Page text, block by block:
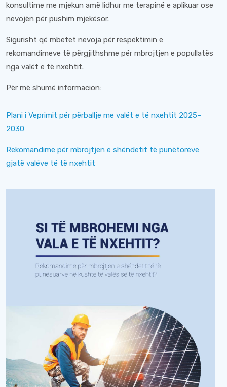
konsultime me mjekun amë lidhur me terapinë e aplikuar ose
nevojën për pushim mjekësor.
Sigurisht që mbetet nevoja për respektimin e
rekomandimeve të përgjithshme për mbrojtjen e popullatës
nga valët e të nxehtit.
Për më shumë informacion:
Plani i Veprimit për përballje me valët e të nxehtit 2025–
2030
Rekomandime për mbrojtjen e shëndetit të punëtorëve
gjatë valëve të të nxehtit